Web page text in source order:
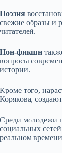
Поэзия
свежие образы и
читателей.
Нон-фикшн
вопросы
истории.
Кроме того,
Корякова,
Среди молодежи
социальных
реальном